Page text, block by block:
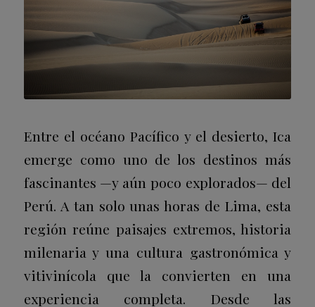
Entre el océano Pacífico y el desierto, Ica
emerge como uno de los destinos más
fascinantes —y aún poco explorados— del
Perú. A tan solo unas horas de Lima, esta
región reúne paisajes extremos, historia
milenaria y una cultura gastronómica y
vitivinícola que la convierten en una
experiencia completa. Desde las